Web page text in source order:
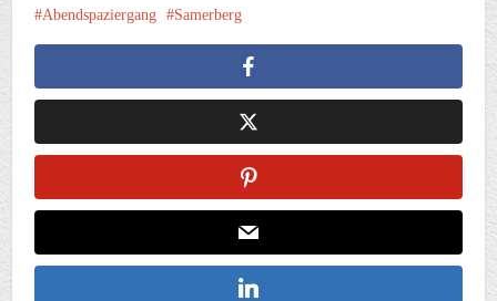
Abendspaziergang Samerberg